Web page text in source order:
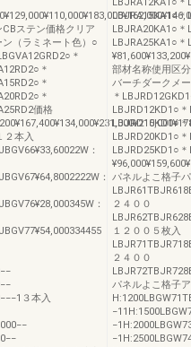
ステン価格クリア
（ラミネート色）○
＊
＊
＊
＊
価格
２本入
：
：
：
３本入
LBJRA15KA1○
LBJRA20KA1○
LBJRA25KA1○＊
部材名称使用区
バーチダークメ
＊
LBJRD12KD1○
LBJRD15KD1○
LBJRD20KD1○
LBJRD25KD1○
パネルよこ格子
２４００
１２００５枚入
２４００
パネルよこ格子